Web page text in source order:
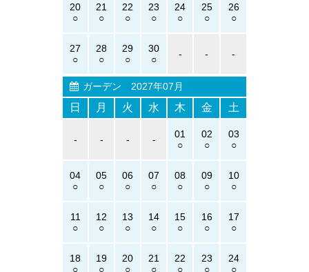
20 21 22 23 24 25 26
27 28 29 30 - - -
ガーデン 2027年07月
日 月 火 水 木 金 土
- - - - 01 02 03
04 05 06 07 08 09 10
11 12 13 14 15 16 17
18 19 20 21 22 23 24